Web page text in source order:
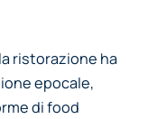
ristorazione ha
epocale,
di food